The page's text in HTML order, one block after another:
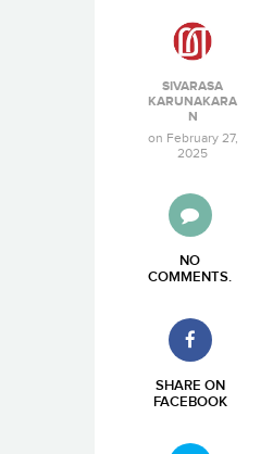
SIVARASA
KARUNAKARA
N
on February 27,
2025
NO
COMMENTS.
SHARE ON
FACEBOOK